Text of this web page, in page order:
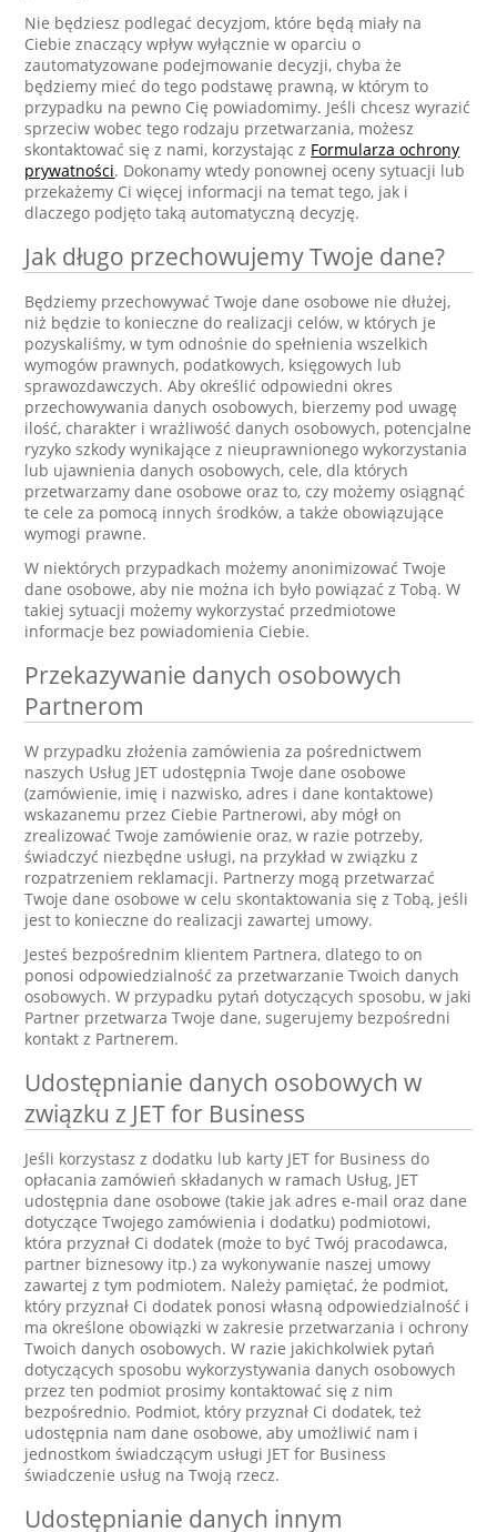
Nie będziesz podlegać decyzjom, które będą miały na
Ciebie znaczący wpływ wyłącznie w oparciu o
zautomatyzowane podejmowanie decyzji, chyba że
będziemy mieć do tego podstawę prawną, w którym to
przypadku na pewno Cię powiadomimy. Jeśli chcesz wyrazić
sprzeciw wobec tego rodzaju przetwarzania, możesz
skontaktować się z nami, korzystając z Formularza ochrony
prywatności. Dokonamy wtedy ponownej oceny sytuacji lub
przekażemy Ci więcej informacji na temat tego, jak i
dlaczego podjęto taką automatyczną decyzję.
Jak długo przechowujemy Twoje dane?
Będziemy przechowywać Twoje dane osobowe nie dłużej,
niż będzie to konieczne do realizacji celów, w których je
pozyskaliśmy, w tym odnośnie do spełnienia wszelkich
wymogów prawnych, podatkowych, księgowych lub
sprawozdawczych. Aby określić odpowiedni okres
przechowywania danych osobowych, bierzemy pod uwagę
ilość, charakter i wrażliwość danych osobowych, potencjalne
ryzyko szkody wynikające z nieuprawnionego wykorzystania
lub ujawnienia danych osobowych, cele, dla których
przetwarzamy dane osobowe oraz to, czy możemy osiągnąć
te cele za pomocą innych środków, a także obowiązujące
wymogi prawne.
W niektórych przypadkach możemy anonimizować Twoje
dane osobowe, aby nie można ich było powiązać z Tobą. W
takiej sytuacji możemy wykorzystać przedmiotowe
informacje bez powiadomienia Ciebie.
Przekazywanie danych osobowych
Partnerom
W przypadku złożenia zamówienia za pośrednictwem
naszych Usług JET udostępnia Twoje dane osobowe
(zamówienie, imię i nazwisko, adres i dane kontaktowe)
wskazanemu przez Ciebie Partnerowi, aby mógł on
zrealizować Twoje zamówienie oraz, w razie potrzeby,
świadczyć niezbędne usługi, na przykład w związku z
rozpatrzeniem reklamacji. Partnerzy mogą przetwarzać
Twoje dane osobowe w celu skontaktowania się z Tobą, jeśli
jest to konieczne do realizacji zawartej umowy.
Jesteś bezpośrednim klientem Partnera, dlatego to on
ponosi odpowiedzialność za przetwarzanie Twoich danych
osobowych. W przypadku pytań dotyczących sposobu, w jaki
Partner przetwarza Twoje dane, sugerujemy bezpośredni
kontakt z Partnerem.
Udostępnianie danych osobowych w
związku z JET for Business
Jeśli korzystasz z dodatku lub karty JET for Business do
opłacania zamówień składanych w ramach Usług, JET
udostępnia dane osobowe (takie jak adres e-mail oraz dane
dotyczące Twojego zamówienia i dodatku) podmiotowi,
która przyznał Ci dodatek (może to być Twój pracodawca,
partner biznesowy itp.) za wykonywanie naszej umowy
zawartej z tym podmiotem. Należy pamiętać, że podmiot,
który przyznał Ci dodatek ponosi własną odpowiedzialność i
ma określone obowiązki w zakresie przetwarzania i ochrony
Twoich danych osobowych. W razie jakichkolwiek pytań
dotyczących sposobu wykorzystywania danych osobowych
przez ten podmiot prosimy kontaktować się z nim
bezpośrednio. Podmiot, który przyznał Ci dodatek, też
udostępnia nam dane osobowe, aby umożliwić nam i
jednostkom świadczącym usługi JET for Business
świadczenie usług na Twoją rzecz.
Udostępnianie danych innym